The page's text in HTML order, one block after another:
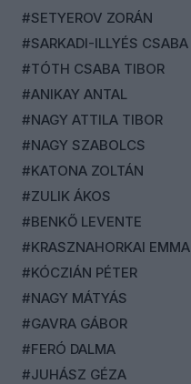
#SETYEROV ZORÁN
#SARKADI-ILLYÉS CSABA
#TÓTH CSABA TIBOR
#ANIKAY ANTAL
#NAGY ATTILA TIBOR
#NAGY SZABOLCS
#KATONA ZOLTÁN
#ZULIK ÁKOS
#BENKŐ LEVENTE
#KRASZNAHORKAI EMMA
#KÓCZIÁN PÉTER
#NAGY MÁTYÁS
#GAVRA GÁBOR
#FERÓ DALMA
#JUHÁSZ GÉZA